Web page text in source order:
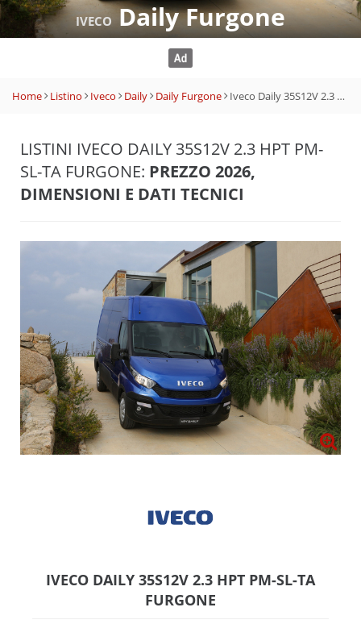
IVECODaily Furgone
Home Listino Iveco Daily Daily Furgone Iveco Daily 35S12V 2.3 HPT PM-SL-TA Furgone
LISTINI IVECO DAILY 35S12V 2.3 HPT PM-
SL-TA FURGONE: PREZZO 2026,
DIMENSIONI E DATI TECNICI
IVECO DAILY 35S12V 2.3 HPT PM-SL-TA
FURGONE